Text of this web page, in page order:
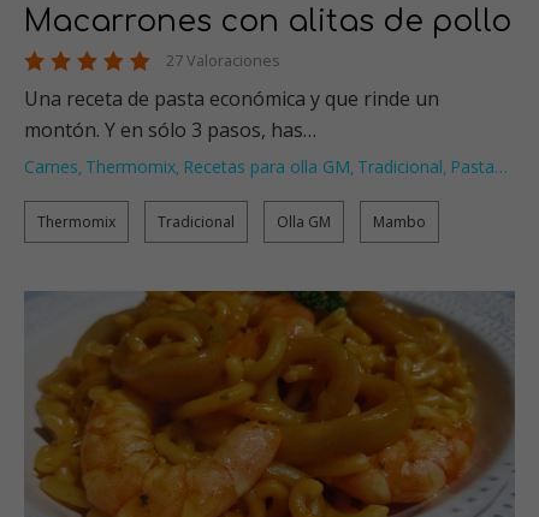
Macarrones con alitas de pollo
27 Valoraciones
Una receta de pasta económica y que rinde un
montón. Y en sólo 3 pasos, has…
Carnes, Thermomix, Recetas para olla GM, Tradicional, Pasta…
Thermomix Tradicional Olla GM Mambo